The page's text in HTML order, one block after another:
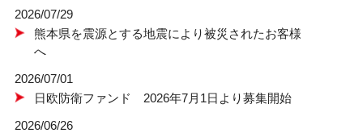
2026/07/29
熊本県を震源とする地震により被災されたお客様
へ
2026/07/01
日欧防衛ファンド 2026年7月1日より募集開始
2026/06/26